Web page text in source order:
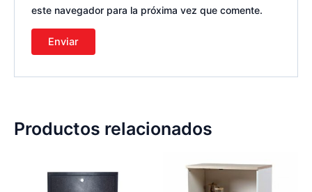
este navegador para la próxima vez que comente.
Productos relacionados